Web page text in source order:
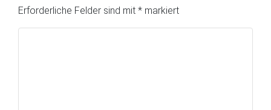
Erforderliche Felder sind mit * markiert